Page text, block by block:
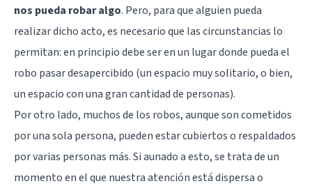
nos pueda robar algo. Pero, para que alguien pueda
realizar dicho acto, es necesario que las circunstancias lo
permitan: en principio debe ser en un lugar donde pueda el
robo pasar desapercibido (un espacio muy solitario, o bien,
un espacio con una gran cantidad de personas).
Por otro lado, muchos de los robos, aunque son cometidos
por una sola persona, pueden estar cubiertos o respaldados
por varias personas más. Si aunado a esto, se trata de un
momento en el que nuestra atención está dispersa o